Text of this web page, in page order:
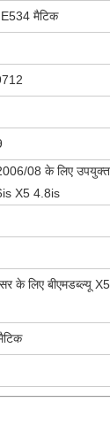
4 मैटिक
08 के लिए
X5 4.8is
के लिए बीएमडब्ल्यू